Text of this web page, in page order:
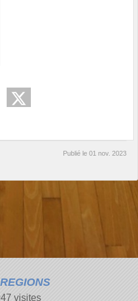
Publié le 01 nov. 2023
REGIONS
visites